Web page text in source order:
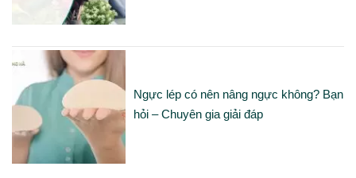
Ngực lép có nên nâng ngực không? Bạn
hỏi – Chuyên gia giải đáp